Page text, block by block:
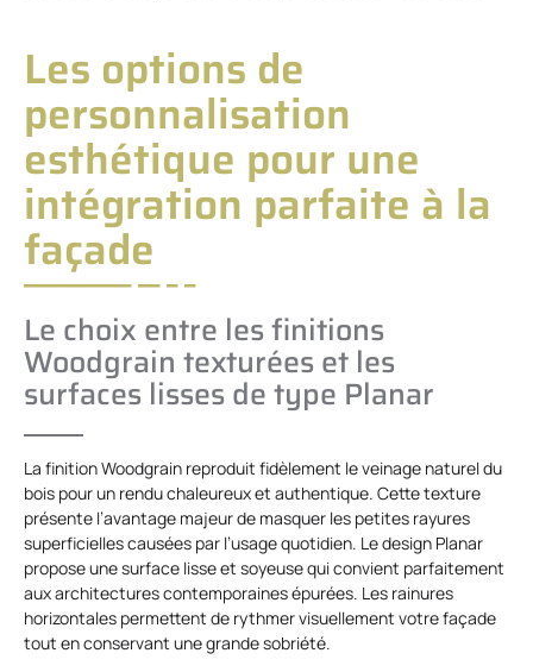
Les options de
personnalisation
esthétique pour une
intégration parfaite à la
façade
Le choix entre les finitions
Woodgrain texturées et les
surfaces lisses de type Planar
La finition Woodgrain reproduit fidèlement le veinage naturel du
bois pour un rendu chaleureux et authentique. Cette texture
présente l’avantage majeur de masquer les petites rayures
superficielles causées par l’usage quotidien. Le design Planar
propose une surface lisse et soyeuse qui convient parfaitement
aux architectures contemporaines épurées. Les rainures
horizontales permettent de rythmer visuellement votre façade
tout en conservant une grande sobriété.